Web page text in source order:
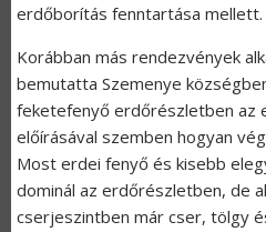
erdőborítás fenntartása mellett.
Korábban más rendezvények
bemutatta Szemenye
feketefenyő erdőrészletben az
előírásával szemben hogyan
Most erdei fenyő és kisebb
dominál az erdőrészletben, de
cserjeszintben már cser, tölgy